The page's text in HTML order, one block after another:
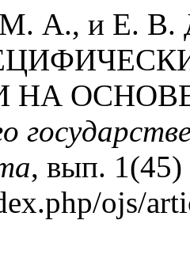
М. А., и Е.
НА
, вып.
ojs/